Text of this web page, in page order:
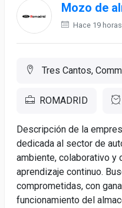
Mozo de
Hace 19 horas
Tres Cantos,
ROMADRID
Descripción de la
dedicada al sector de
ambiente, colaborativo y
aprendizaje continuo.
comprometidas, con
funcionamiento del